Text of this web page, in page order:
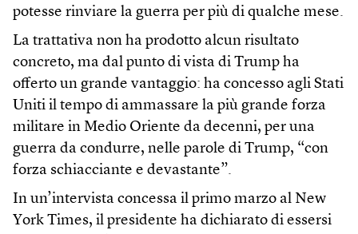
potesse rinviare la guerra per più di qualche mese.
La trattativa non ha prodotto alcun risultato
concreto, ma dal punto di vista di Trump ha
offerto un grande vantaggio: ha concesso agli Stati
Uniti il tempo di ammassare la più grande forza
militare in Medio Oriente da decenni, per una
guerra da condurre, nelle parole di Trump, “con
forza schiacciante e devastante”.
In un’intervista concessa il primo marzo al New
York Times, il presidente ha dichiarato di essersi